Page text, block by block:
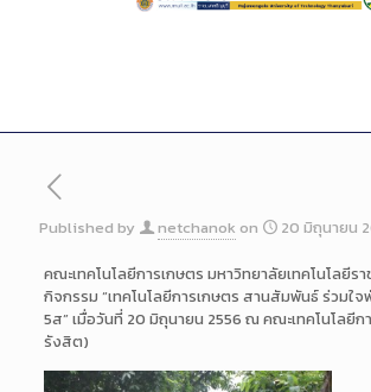
Published by netchanok on 20 มิถุนายน
คณะเทคโนโลยีการเกษตร มหาวิทยาลัยเทคโนโลยี
กิจกรรม “เทคโนโลยีการเกษตร สานสัมพันธ์ ร่วมใ
5ส” เมื่อวันที่ 20 มิถุนายน 2556 ณ คณะเทคโนโลยีก
รังสิต)